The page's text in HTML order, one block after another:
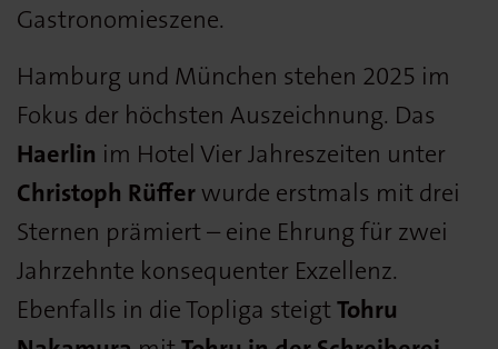
Gastronomieszene.
Hamburg und München stehen 2025 im
Fokus der höchsten Auszeichnung. Das
Haerlin im Hotel Vier Jahreszeiten unter
Christoph Rüfferwurde erstmals mit drei
Sternen prämiert – eine Ehrung für zwei
Jahrzehnte konsequenter Exzellenz.
Ebenfalls in die Topliga steigtTohru